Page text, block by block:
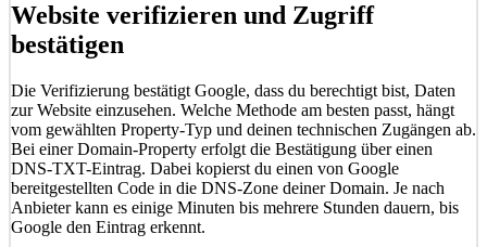
Website verifizieren und Zugriff
bestätigen
Die Verifizierung bestätigt Google, dass du berechtigt bist, Daten
zur Website einzusehen. Welche Methode am besten passt, hängt
vom gewählten Property-Typ und deinen technischen Zugängen ab.
Bei einer Domain-Property erfolgt die Bestätigung über einen
DNS-TXT-Eintrag. Dabei kopierst du einen von Google
bereitgestellten Code in die DNS-Zone deiner Domain. Je nach
Anbieter kann es einige Minuten bis mehrere Stunden dauern, bis
Google den Eintrag erkennt.